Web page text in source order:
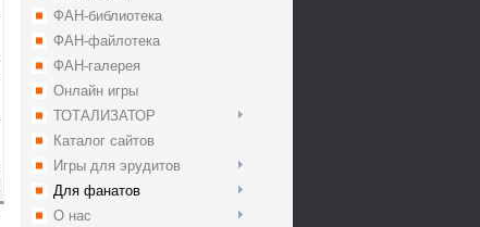
ФАН-библиотека
ФАН-файлотека
ФАН-галерея
Онлайн игры
ТОТАЛИЗАТОР
Каталог сайтов
Игры для эрудитов
Для фанатов
О нас